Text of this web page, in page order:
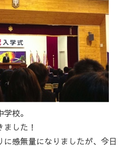
校。
した！
感無量になりましたが、今日